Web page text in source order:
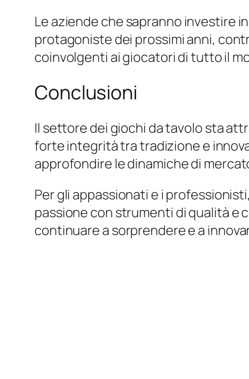
Le aziende che sapranno investire
protagoniste dei prossimi anni,
coinvolgenti ai giocatori di tutto il
Conclusioni
Il settore dei giochi da tavolo sta
forte integrità tra tradizione e
approfondire le dinamiche di
Per gli appassionati e i
passione con strumenti di qualità
continuare a sorprendere e a